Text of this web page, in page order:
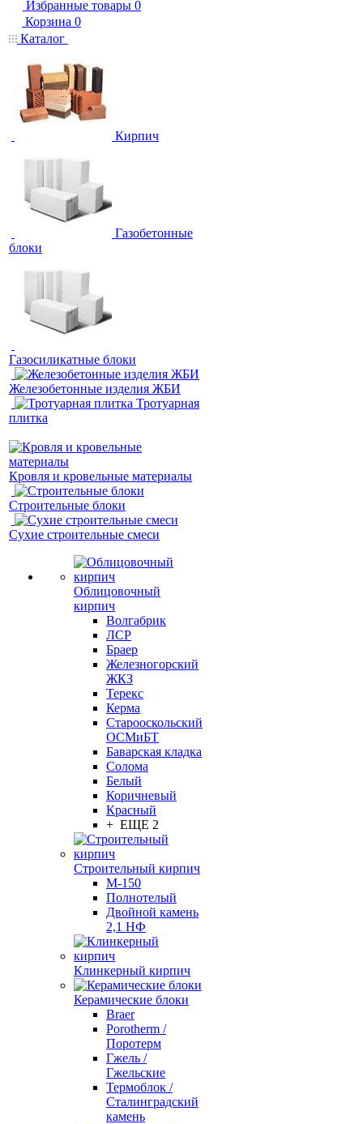
Избранные товары 0
Корзина 0
Каталог
Кирпич
Газобетонные
блоки
Газосиликатные блоки
Железобетонные изделия ЖБИ
Тротуарная
плитка
Кровля и кровельные материалы
Строительные блоки
Сухие строительные смеси
Облицовочный
кирпич
Волгабрик
ЛСР
Браер
Железногорский
ЖКЗ
Терекс
Керма
Старооскольский
ОСМиБТ
Баварская кладка
Солома
Белый
Коричневый
Красный
+ ЕЩЕ 2
Строительный кирпич
М-150
Полнотелый
Двойной камень
2,1 НФ
Клинкерный кирпич
Керамические блоки
Braer
Porotherm /
Поротерм
Гжель /
Гжельские
Термоблок /
Сталинградский
камень